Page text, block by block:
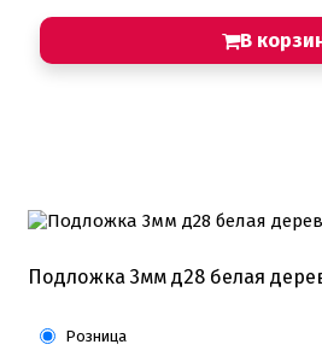
В
Подложка 3мм д28 белая
Розница